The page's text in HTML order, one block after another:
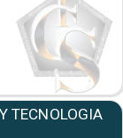
TECNOLOGIA